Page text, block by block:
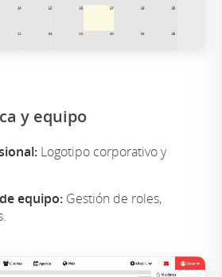
y equipo
Logotipo corporativo y
equipo: Gestión de roles,